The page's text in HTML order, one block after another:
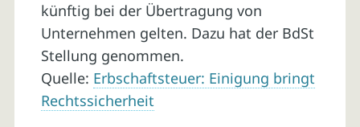
künftig bei der Übertragung von
Unternehmen gelten. Dazu hat der BdSt
Stellung genommen.
Quelle: Erbschaftsteuer: Einigung bringt
Rechtssicherheit